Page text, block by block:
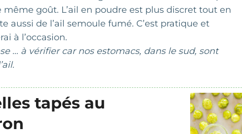
même goût. L’ail en poudre est plus discret tout en
aussi de l’ail semoule fumé. C’est pratique et
à l’occasion.
… à vérifier car nos estomacs, dans le sud, sont
tapés au